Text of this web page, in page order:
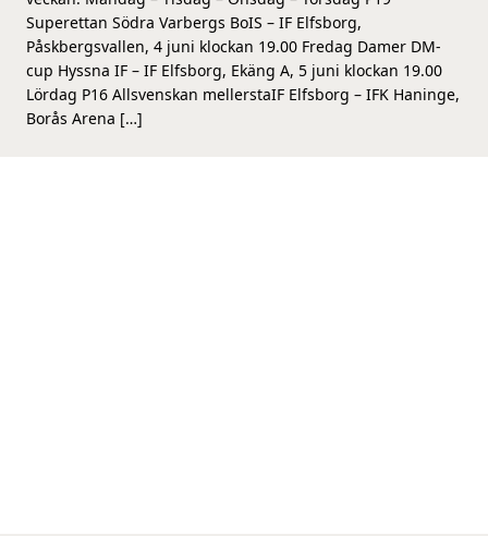
Superettan Södra Varbergs BoIS – IF Elfsborg,
Påskbergsvallen, 4 juni klockan 19.00 Fredag Damer DM-
cup Hyssna IF – IF Elfsborg, Ekäng A, 5 juni klockan 19.00
Lördag P16 Allsvenskan mellerstaIF Elfsborg – IFK Haninge,
Borås Arena […]